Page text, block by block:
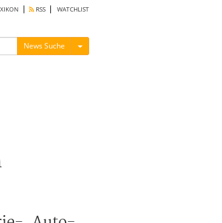
RSS WATCHLIST
News Suche Menü ein-/ausblenden